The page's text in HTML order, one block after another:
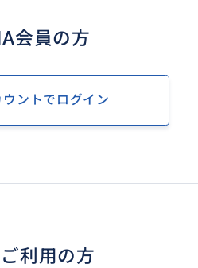
会員の方
ウントでログイン
利用の方